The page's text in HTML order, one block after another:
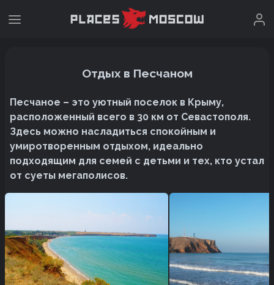
Отдых в Песчаном
Песчаное – это уютный поселок в Крыму,
расположенный всего в 30 км от Севастополя.
Здесь можно насладиться спокойным и
умиротворенным отдыхом, идеально
подходящим для семей с детьми и тех, кто устал
от суеты мегаполисов.